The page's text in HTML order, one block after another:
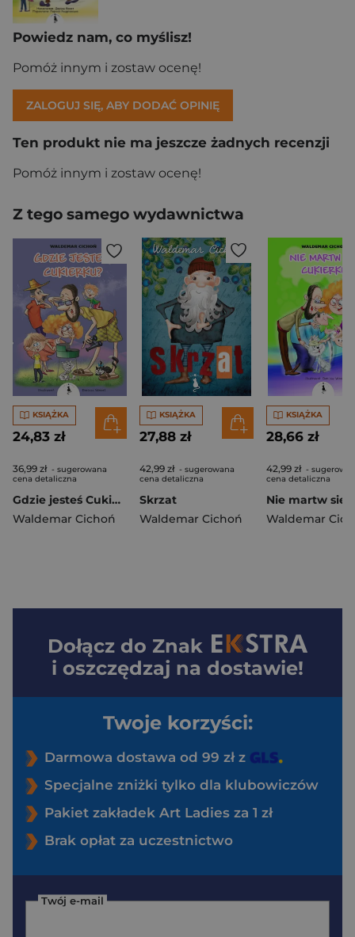
Powiedz nam, co myślisz!
Pomóż innym i zostaw ocenę!
ZALOGUJ SIĘ, ABY DODAĆ OPINIĘ
Ten produkt nie ma jeszcze żadnych recenzji
Pomóż innym i zostaw ocenę!
Z tego samego wydawnictwa
KSIĄŻKA
24,83 zł
36,99 zł - sugerowana
cena detaliczna
Gdzie jesteś Cukierku
Waldemar Cichoń
KSIĄŻKA
27,88 zł
42,99 zł - sugerowana
cena detaliczna
Skrzat
Waldemar Cichoń
KSIĄŻKA
28,66 zł
42,99 zł -
cena detaliczna
Waldemar
Dołącz do Znak
i oszczędzaj na dostawie!
Twoje korzyści:
Darmowa dostawa od 99 zł z
Specjalne zniżki tylko dla klubowiczów
Pakiet zakładek Art Ladies za 1 zł
Brak opłat za uczestnictwo
Twój e-mail